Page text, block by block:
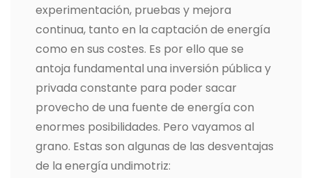
experimentación, pruebas y mejora
continua, tanto en la captación de energía
como en sus costes. Es por ello que se
antoja fundamental una inversión pública y
privada constante para poder sacar
provecho de una fuente de energía con
enormes posibilidades. Pero vayamos al
grano. Estas son algunas de las desventajas
de la energía undimotriz: